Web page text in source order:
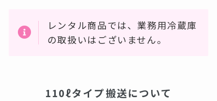
レンタル商品では、業務用冷蔵庫
の取扱いはございません。
110ℓタイプ搬送について